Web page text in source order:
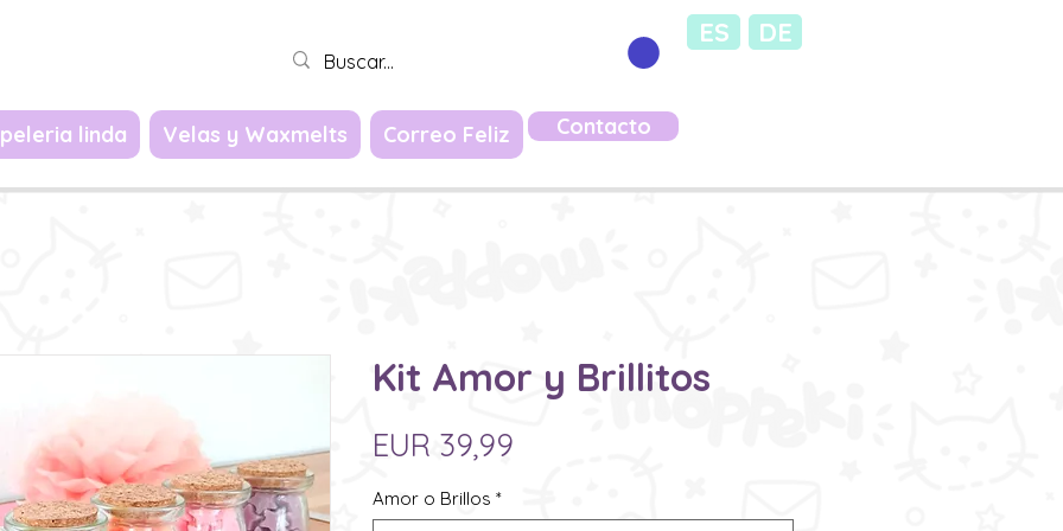
ES DE
linda Velas y Waxmelts Correo Feliz Contacto
Kit Amor y Brillitos
EUR 39,99
Amor o Brillos *